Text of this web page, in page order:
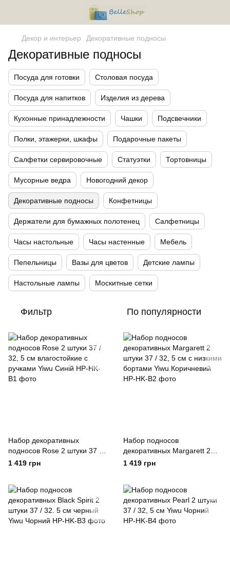
Декор и интерьер Декоративные подносы
Декоративные подносы
Посуда для готовки Столовая посуда
Посуда для напитков Изделия из дерева
Кухонные принадлежности Чашки Подсвечники
Полки, этажерки, шкафы Подарочные пакеты
Салфетки сервировочные Статуэтки Тортовницы
Мусорные ведра Новогодний декор
Декоративные подносы Конфетницы
Держатели для бумажных полотенец Салфетницы
Часы настольные Часы настенные Мебель
Пепельницы Вазы для цветов Детские лампы
Настольные лампы Москитные сетки
Фильтр По популярности
Набор декоративных
подносов Rose 2 штуки 37 /
32, 5 см влагостойкие с
1 419 грн
Набор подносов
декоративных Margarett 2
штуки 37 / 32, 5 см с низкими
1 419 грн